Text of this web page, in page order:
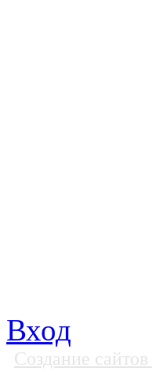
Вход
Создание сайтов